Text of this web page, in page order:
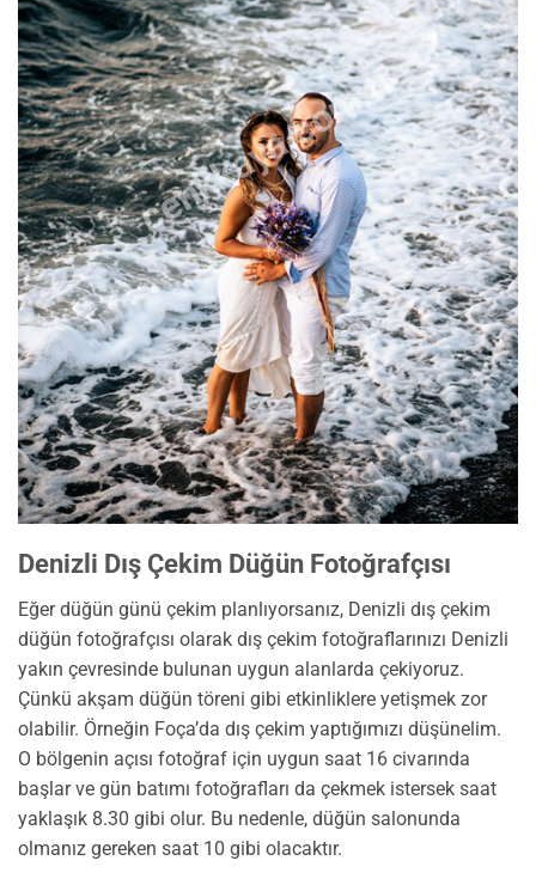
cenkkaya.com.tr
Denizli Dış Çekim Düğün Fotoğrafçısı
Eğer düğün günü çekim planlıyorsanız, Denizli dış çekim
düğün fotoğrafçısı olarak dış çekim fotoğraflarınızı Denizli
yakın çevresinde bulunan uygun alanlarda çekiyoruz.
Çünkü akşam düğün töreni gibi etkinliklere yetişmek zor
olabilir. Örneğin Foça’da dış çekim yaptığımızı düşünelim.
O bölgenin açısı fotoğraf için uygun saat 16 civarında
başlar ve gün batımı fotoğrafları da çekmek istersek saat
yaklaşık 8.30 gibi olur. Bu nedenle, düğün salonunda
olmanız gereken saat 10 gibi olacaktır.